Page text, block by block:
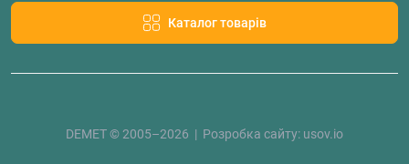
Каталог товарів
DEMET © 2005–2026 | Розробка сайту: usov.io